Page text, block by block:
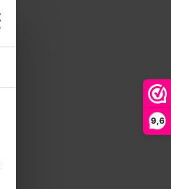
9,6